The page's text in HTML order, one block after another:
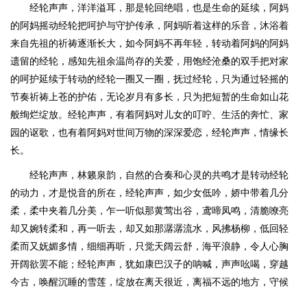
经轮声声，洋洋溢耳，那是轮回绝唱，也是生命的延续，阿妈
的阿妈摇动经轮把呵护与守护传承，阿妈听着这样的乐音，沐浴着
来自先祖的祈祷逐渐长大，如今阿妈不再年轻，转动着阿妈的阿妈
遗留的经轮，感知先祖余温尚存的关爱，用饱经沧桑的双手把对家
的呵护延续于转动的经轮一圈又一圈，抚过经轮，只为通过轻摇的
节奏祈祷上苍的护佑，无论岁月有多长，只为把短暂的生命如山花
般绚烂绽放。经轮声声，有着阿妈对儿女的叮咛、生活的奔忙、家
园的讴歌，也有着阿妈对世间万物的深深爱恋，经轮声声，情缘长
长。
经轮声声，林籁泉韵，自然的合奏和心灵的共鸣才是转动经轮
的动力，才是悦音的所在，经轮声声，如少女低吟，娇中带着几分
柔，柔中夹着几分美，乍一听似那黄莺出谷，鸢啼凤鸣，清脆嘹亮
却又婉转柔和，再一听去，却又如那潺潺流水，风拂杨柳，低回轻
柔而又妩媚多情，细细再听，只觉天阔云舒，海平浪静，令人心胸
开阔欲罢不能；经轮声声，犹如康巴汉子的呐喊，声声吆喝，穿越
今古，唤醒沉睡的雪莲，绽放在离天很近，离福不远的地方，守候